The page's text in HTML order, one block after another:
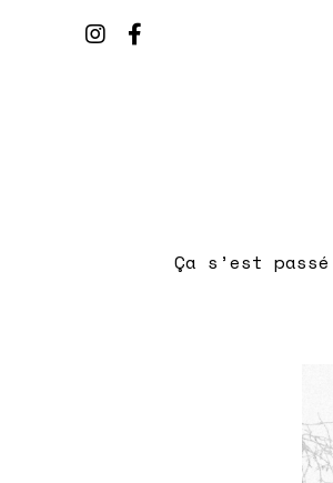
Ça s’est passé